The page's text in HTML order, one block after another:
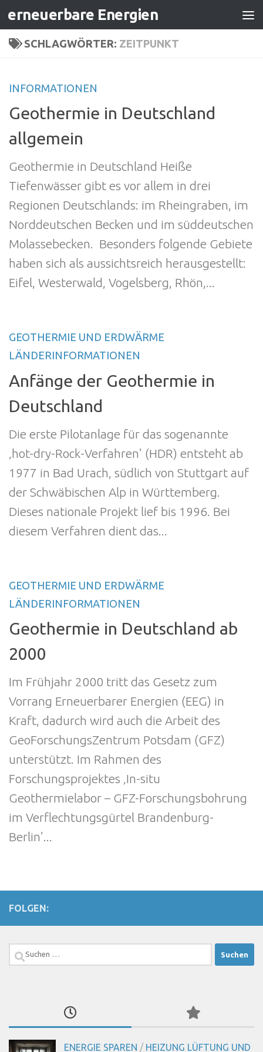
Zum Inhalt springen
erneuerbare Energien
SCHLAGWÖRTER: ZEITPUNKT
INFORMATIONEN
Geothermie in Deutschland
allgemein
Geothermie in Deutschland Heiße
Tiefenwässer gibt es vor allem in drei
Regionen Deutschlands: im Rheingraben, im
Norddeutschen Becken und im süddeutschen
Molassebecken. Besonders folgende Gebiete
haben sich als aussichtsreich herausgestellt:
Eifel, Westerwald, Vogelsberg, Rhön,...
GEOTHERMIE UND ERDWÄRME
LÄNDERINFORMATIONEN
Anfänge der Geothermie in
Deutschland
Die erste Pilotanlage für das sogenannte
‚hot-dry-Rock-Verfahren’ (HDR) entsteht ab
1977 in Bad Urach, südlich von Stuttgart auf
der Schwäbischen Alp in Württemberg.
Dieses nationale Projekt lief bis 1996. Bei
diesem Verfahren dient das...
GEOTHERMIE UND ERDWÄRME
LÄNDERINFORMATIONEN
Geothermie in Deutschland ab
2000
Im Frühjahr 2000 tritt das Gesetz zum
Vorrang Erneuerbarer Energien (EEG) in
Kraft, dadurch wird auch die Arbeit des
GeoForschungsZentrum Potsdam (GFZ)
unterstützt. Im Rahmen des
Forschungsprojektes ‚In-situ
Geothermielabor – GFZ-Forschungsbohrung
im Verflechtungsgürtel Brandenburg-
Berlin’...
FOLGEN:
Suchen
ENERGIE SPAREN / HEIZUNG LÜFTUNG UND